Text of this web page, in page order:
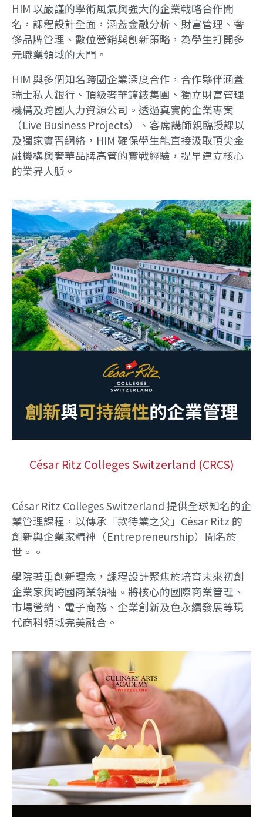
HIM 以嚴謹的學術風氣與強大的企業戰略合作聞
名，課程設計全面，涵蓋金融分析、財富管理、奢
侈品牌管理、數位營銷與創新策略，為學生打開多
元職業領域的大門。
HIM 與多個知名跨國企業深度合作，合作夥伴涵蓋
瑞士私人銀行、頂級奢華鐘錶集團、獨立財富管理
機構及跨國人力資源公司。透過真實的企業專案
（Live Business Projects）、客席講師親臨授課以
及獨家實習網絡，HIM 確保學生能直接汲取頂尖金
融機構與奢華品牌高管的實戰經驗，提早建立核心
的業界人脈。
César Ritz Colleges Switzerland (CRCS)
César Ritz Colleges Switzerland 提供全球知名的企
業管理課程，以傳承「款待業之父」César Ritz 的
創新與企業家精神（Entrepreneurship）聞名於
世。。
學院著重創新理念，課程設計聚焦於培育未來初創
企業家與跨國商業領袖。將核心的國際商業管理、
市場營銷、電子商務、企業創新及色永續發展等現
代商科領域完美融合。